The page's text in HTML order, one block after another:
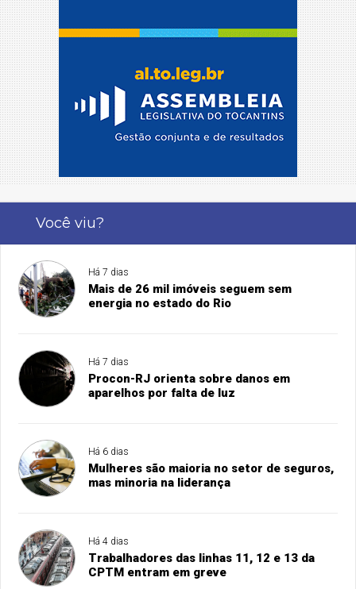
Você viu?
Há 7 dias
Mais de 26 mil imóveis seguem sem
energia no estado do Rio
Há 7 dias
Procon-RJ orienta sobre danos em
aparelhos por falta de luz
Há 6 dias
Mulheres são maioria no setor de seguros,
mas minoria na liderança
Há 4 dias
Trabalhadores das linhas 11, 12 e 13 da
CPTM entram em greve